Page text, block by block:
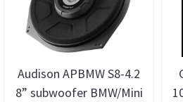
Audison APBMW S8-4.2
8” subwoofer BMW/Mini